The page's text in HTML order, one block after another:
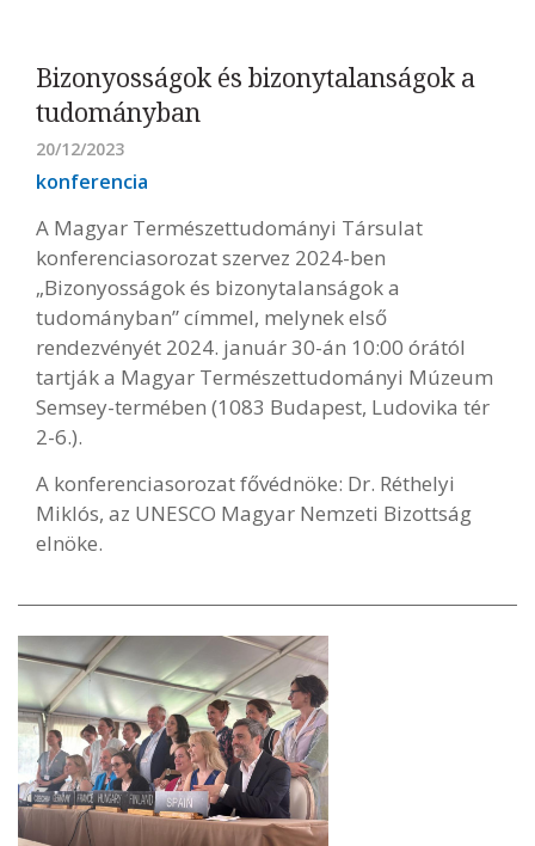
Bizonyosságok és bizonytalanságok a
tudományban
20/12/2023
konferencia
A Magyar Természettudományi Társulat
konferenciasorozat szervez 2024-ben
„Bizonyosságok és bizonytalanságok a
tudományban” címmel, melynek első
rendezvényét 2024. január 30-án 10:00 órától
tartják a Magyar Természettudományi Múzeum
Semsey-termében (1083 Budapest, Ludovika tér
2-6.).
A konferenciasorozat fővédnöke: Dr. Réthelyi
Miklós, az UNESCO Magyar Nemzeti Bizottság
elnöke.